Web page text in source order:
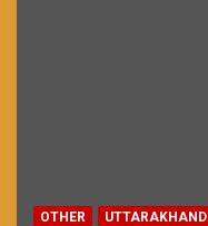
OTHER UTTARAKHAND